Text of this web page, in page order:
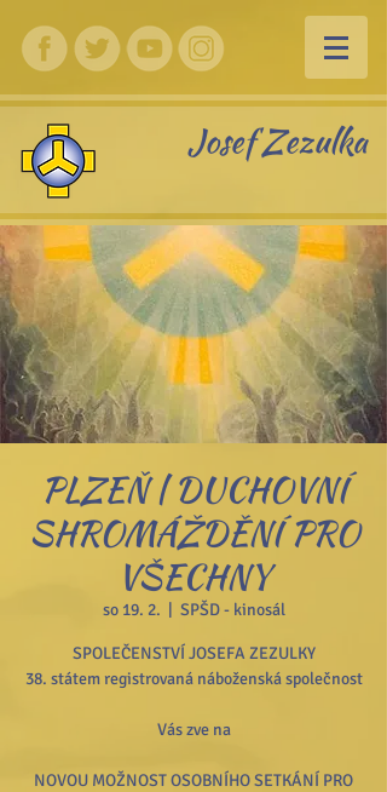
Josef Zezulka
PLZEŇ | DUCHOVNÍ
SHROMÁŽDĚNÍ PRO
VŠECHNY
so 19. 2. SPŠD - kinosál
SPOLEČENSTVÍ JOSEFA ZEZULKY
38. státem registrovaná náboženská společnost
Vás zve na
NOVOU MOŽNOST OSOBNÍHO SETKÁNÍ PRO